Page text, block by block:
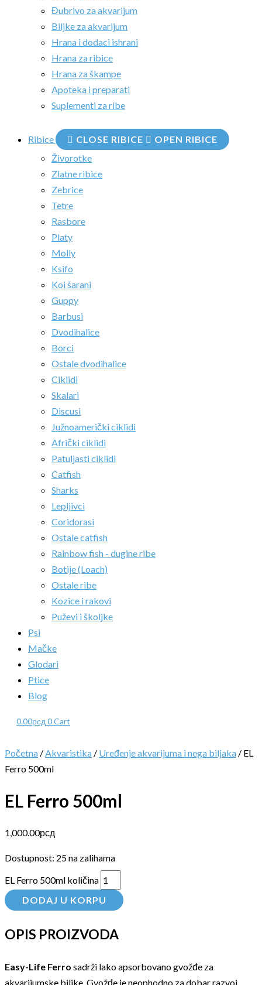
Đubrivo za akvarijum
Biljke za akvarijum
Hrana i dodaci ishrani
Hrana za ribice
Hrana za škampe
Apoteka i preparati
Suplementi za ribe
Ribice CLOSE RIBICE
OPEN RIBICE
Živorotke
Zlatne ribice
Zebrice
Tetre
Rasbore
Platy
Molly
Ksifo
Koi šarani
Guppy
Barbusi
Dvodihalice
Borci
Ostale dvodihalice
Ciklidi
Skalari
Discusi
Južnoamerički ciklidi
Afrički ciklidi
Patuljasti ciklidi
Catfish
Sharks
Lepljivci
Coridorasi
Ostale catfish
Rainbow fish - dugine ribe
Botije (Loach)
Ostale ribe
Kozice i rakovi
Puževi i školjke
Psi
Mačke
Glodari
Ptice
Blog
0.00рсд 0Cart
Početna /Akvaristika / Uređenje akvarijuma i nega biljaka / EL
Ferro 500ml
EL Ferro 500ml
1,000.00рсд
Dostupnost: 25 na zalihama
EL Ferro 500ml količina
DODAJ U KORPU
OPIS PROIZVODA
Easy-Life Ferro sadrži lako apsorbovano gvožđe za
akvarijumske biljke. Gvožđe je neophodno za dobar razvoj